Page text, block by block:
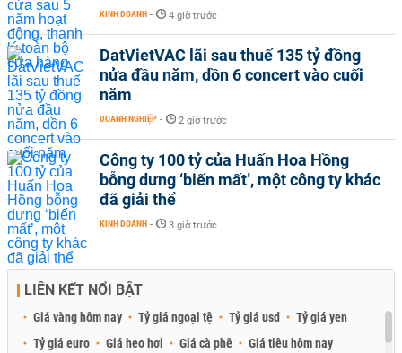
KINH DOANH - 4 giờ trước
DatVietVAC lãi sau thuế 135 tỷ đồng
nửa đầu năm, dồn 6 concert vào cuối
năm
DOANH NGHIỆP - 2 giờ trước
Công ty 100 tỷ của Huấn Hoa Hồng
bỗng dưng ‘biến mất’, một công ty khác
đã giải thể
KINH DOANH - 3 giờ trước
LIÊN KẾT NỔI BẬT
Giá vàng hôm nay Tỷ giá ngoại tệ Tỷ giá usd
Tỷ giá yen
Tỷ giá euro
Giá heo hơi Giá cà phê
Giá tiêu hôm nay